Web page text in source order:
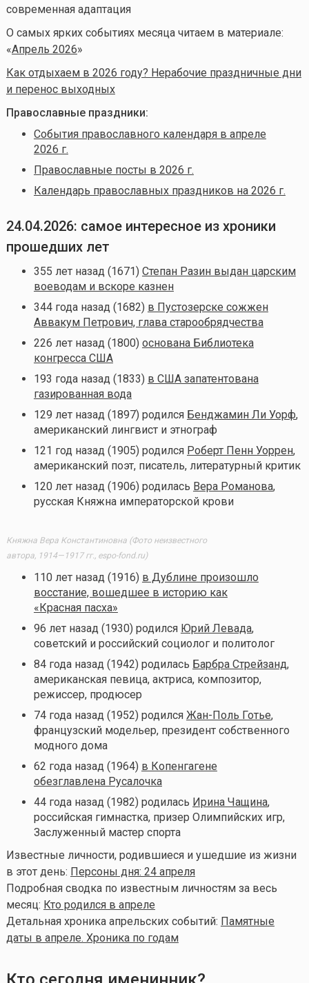
современная адаптация
О самых ярких событиях месяца читаем в материале:
«Апрель 2026»
Как отдыхаем в 2026 году? Нерабочие праздничные дни
и перенос выходных
Православные праздники:
События православного календаря в апреле
2026 г.
Православные посты в 2026 г.
Календарь православных праздников на 2026 г.
24.04.2026: самое интересное из хроники
прошедших лет
355 лет назад (1671) Степан Разин выдан царским
воеводам и вскоре казнен
344 года назад (1682) в Пустозерске сожжен
Аввакум Петрович, глава старообрядчества
226 лет назад (1800) основана Библиотека
конгресса США
193 года назад (1833) в США запатентована
газированная вода
129 лет назад (1897) родился Бенджамин Ли Уорф,
американский лингвист и этнограф
121 год назад (1905) родился Роберт Пенн Уоррен,
американский поэт, писатель, литературный критик
120 лет назад (1906) родилась Вера Романова,
русская Княжна императорской крови
Княжна Вера Константиновна (Фото неизвестного
автора, 1914—1917 гг., espo-fond.ru)
110 лет назад (1916) в Дублине произошло
восстание, вошедшее в историю как
«Красная пасха»
96 лет назад (1930) родился Юрий Левада,
советский и российский социолог и политолог
84 года назад (1942) родилась Барбра Стрейзанд,
американская певица, актриса, композитор,
режиссер, продюсер
74 года назад (1952) родился Жан-Поль Готье,
французский модельер, президент собственного
модного дома
62 года назад (1964) в Копенгагене
обезглавлена Русалочка
44 года назад (1982) родилась Ирина Чащина,
российская гимнастка, призер Олимпийских игр,
Заслуженный мастер спорта
Известные личности, родившиеся и ушедшие из жизни
в этот день: Персоны дня: 24 апреля
Подробная сводка по известным личностям за весь
месяц: Кто родился в апреле
Детальная хроника апрельских событий: Памятные
даты в апреле. Хроника по годам